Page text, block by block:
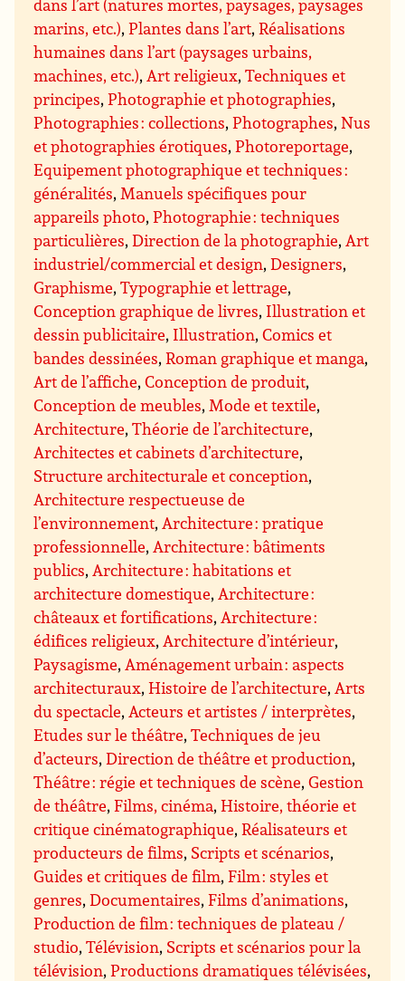
dans l’art (natures mortes, paysages, paysages
marins, etc.),Plantes dans l’art,Réalisations
humaines dans l’art (paysages urbains,
machines, etc.),Art religieux,Techniques et
principes,Photographie et photographies,
Photographies : collections,Photographes,Nus
et photographies érotiques,Photoreportage,
Equipement photographique et techniques :
généralités,Manuels spécifiques pour
appareils photo,Photographie : techniques
particulières,Direction de la photographie,Art
industriel/commercial et design,Designers,
Graphisme,Typographie et lettrage,
Conception graphique de livres, Illustration et
dessin publicitaire, Illustration,Comics et
bandes dessinées,Roman graphique et manga,
Art de l’affiche,Conception de produit,
Conception de meubles,Mode et textile,
Architecture,Théorie de l’architecture,
Architectes et cabinets d’architecture,
Structure architecturale et conception,
Architecture respectueuse de
l’environnement,Architecture : pratique
professionnelle,Architecture : bâtiments
publics,Architecture : habitations et
architecture domestique,Architecture :
châteaux et fortifications,Architecture :
édifices religieux,Architecture d’intérieur,
Paysagisme,Aménagement urbain : aspects
architecturaux,Histoire de l’architecture,Arts
du spectacle,Acteurs et artistes / interprètes,
Etudes sur le théâtre,Techniques de jeu
d’acteurs,Direction de théâtre et production,
Théâtre : régie et techniques de scène,Gestion
de théâtre,Films, cinéma,Histoire, théorie et
critique cinématographique,Réalisateurs et
producteurs de films, Scripts et scénarios,
Guides et critiques de film,Film : styles et
genres,Documentaires,Films d’animations,
Production de film : techniques de plateau /
studio,Télévision, Scripts et scénarios pour la
télévision,Productions dramatiques télévisées,